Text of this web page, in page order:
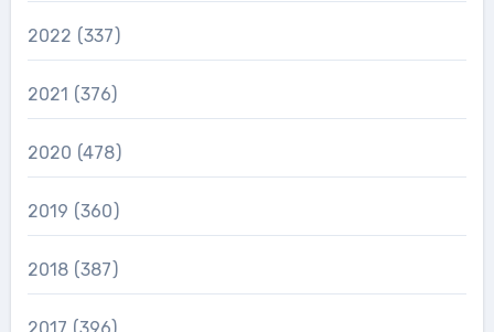
2022 (337)
2021 (376)
2020 (478)
2019 (360)
2018 (387)
2017 (396)